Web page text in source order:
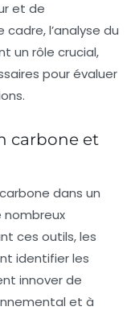
et de
l’analyse du
un rôle crucial,
pour évaluer
carbone et
dans un
nombreux
ces outils, les
identifier les
innover de
et à